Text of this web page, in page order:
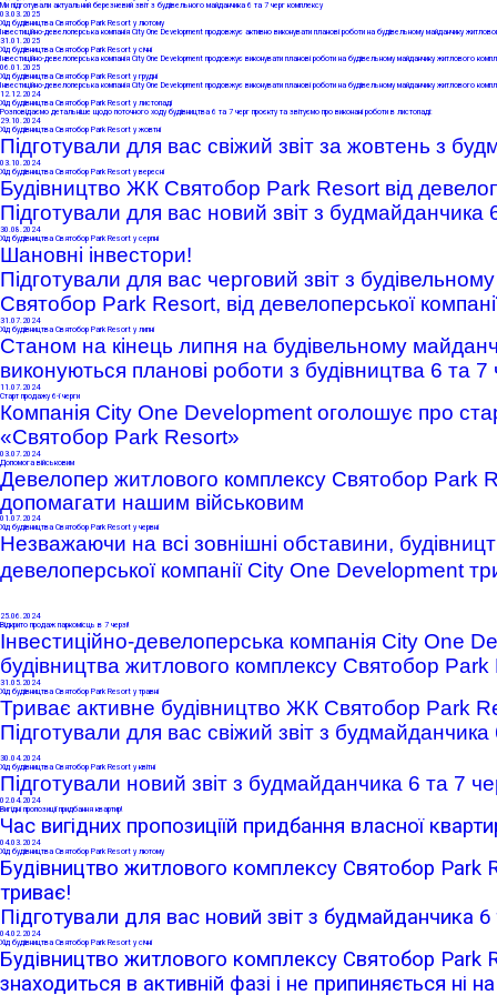
Ми підготували актуальний березневий звіт з будівельного майданчика 6 та 7 черг комплексу
03.03.2025
Хід будівництва Святобор Park Resort у лютому
Інвестиційно-девелоперська компанія City One Development продовжує активно виконувати планові роботи на будівельному майданчику
31 .01.2025
Хід будівництва Святобор Park Resort у січні
Інвестиційно-девелоперська компанія City One Development продовжує виконувати планові роботи на будівельному майданчику житлового
06.01.2025
Хід будівництва Святобор Park Resort у грудні
Інвестиційно-девелоперська компанія City One Development продовжує виконувати планові роботи на будівельному майданчику житлового
12.12.2024
Хід будівництва Святобор Park Resort у листопаді
Розповідаємо детальніше щодо поточного ходу будівництва 6 та 7 черг проєкту та звітуємо про виконані роботи в листопаді:
29.10.2024
Хід будівництва Святобор Park Resort у жовтні
Підготували для вас свіжий звіт за жовтень з
03.10.2024
Хід будівництва Святобор Park Resort у вересні
Будівництво ЖК Святобор Park Resort від
Підготували для вас новий звіт з будмайданчика
30.08.2024
Хід будівництва Святобор Park Resort у серпні
Шановні інвестори!
Підготували для вас черговий звіт з
Святобор Park Resort, від девелоперської
31 .07.2024
Хід будівництва Святобор Park Resort у липні
Станом на кінець липня на будівельному
виконуються планові роботи з будівництва 6 та 7
11 .07.2024
Старт продажу 6-ї черги
Компанія City One Development оголошує про
«Святобор Park Resort»
03.07.2024
Допомога військовим
Девелопер житлового комплексу Святобор Park
допомагати нашим військовим
01 .07.2024
Хід будівництва Святобор Park Resort у червні
Незважаючи на всі зовнішні обставини,
девелоперської компанії City One Development
25.06.2024
Відкрито продаж паркомісць в 7 черзі!
Інвестиційно-девелоперська компанія City One
будівництва житлового комплексу Святобор Park
31 .05.2024
Хід будівництва Святобор Park Resort у травні
Триває активне будівництво ЖК Святобор Park
Підготували для вас свіжий звіт з
30.04.2024
Хід будівництва Святобор Park Resort у квітні
Підготували новий звіт з будмайданчика 6 та 7
02.04.2024
Вигідні пропозиції придбання квартир!
Час вигідних пропозиціїй придбання власної
04.03.2024
Хід будівництва Святобор Park Resort у лютому
Будівництво житлового комплексу Святобор Park
триває!
Підготували для вас новий звіт з будмайданчика
04.02.2024
Хід будівництва Святобор Park Resort у січні
Будівництво житлового комплексу Святобор Park
знаходиться в активній фазі і не припиняється ні